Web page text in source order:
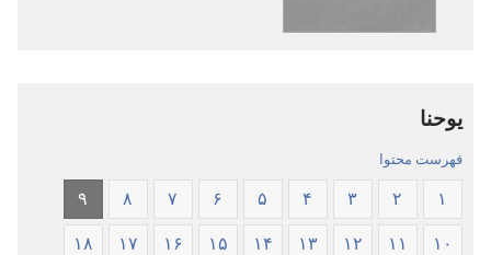
یوحنا
فهرست محتوا
۱ ۲ ۳ ۴ ۵ ۶ ۷ ۸ ۹
۱۰ ۱۱ ۱۲ ۱۳ ۱۴ ۱۵ ۱۶ ۱۷ ۱۸